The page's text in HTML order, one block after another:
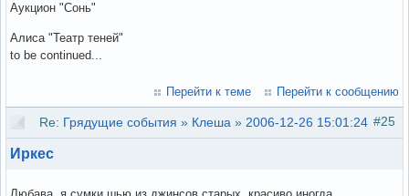
Аукцион "Сонь"
Алиса "Театр теней"
to be continued...
Перейти к теме Перейти к сообщению
#25
Re: Грядущие события » Клеша » 2006-12-26 15:01:24
Иркес